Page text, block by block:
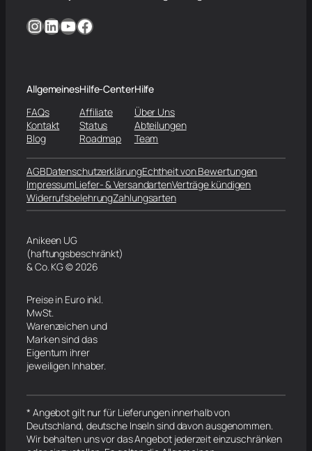
InstagramLinkedIn YouTube Facebook
Allgemeines
FAQs
Kontakt
Blog
Hilfe-Center
Affiliate
Status
Roadmap
Hilfe
Über Uns
Abteilungen
Team
AGBDatenschutzerklärungEchtheit von Bewertungen
ImpressumLiefer- & VersandartenVerträge kündigen
WiderrufsbelehrungZahlungsarten
Anikeen UG
(haftungsbeschränkt)
& Co. KG © 2026
Preise in Euro inkl.
MwSt.
Warenzeichen und
Marken sind das
Eigentum ihrer
jeweiligen Inhaber.
* Angebot gilt nur für Lieferungen innerhalb von
Deutschland, deutsche Inseln sind davon ausgenommen.
Wir behalten uns vor das Angebot jederzeit einzuschränken